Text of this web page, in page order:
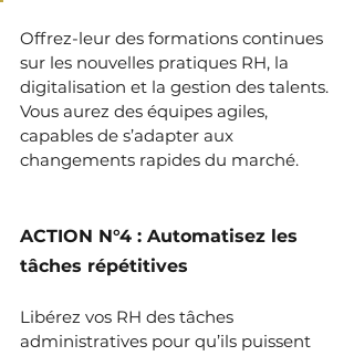
Offrez-leur des formations continues
sur les nouvelles pratiques RH, la
digitalisation et la gestion des talents.
Vous aurez des équipes agiles,
capables de s’adapter aux
changements rapides du marché.
ACTION N°4 : Automatisez les
tâches répétitives
Libérez vos RH des tâches
administratives pour qu’ils puissent